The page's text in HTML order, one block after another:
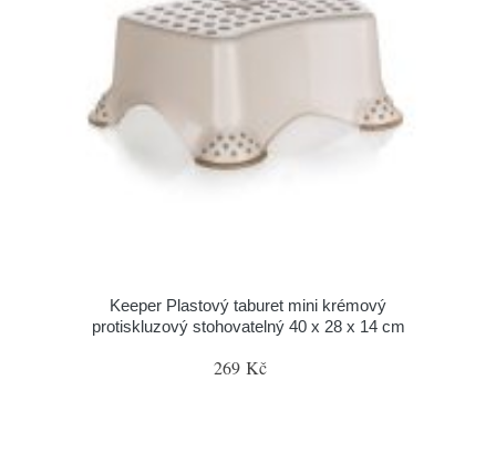
Keeper Plastový taburet mini krémový
protiskluzový stohovatelný 40 x 28 x 14 cm
269 Kč